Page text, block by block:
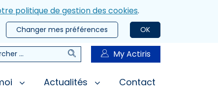
politique de gestion des cookies.
OK
Changer mes préférences
RechercherMy Actiris
Actualités Contact